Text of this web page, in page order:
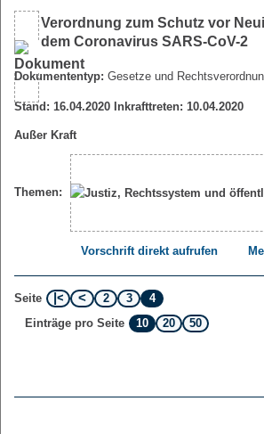
Verordnung zum Schutz vor
dem Coronavirus SARS-CoV-2
Dokumententyp: Gesetze und
Stand: 16.04.2020 Inkrafttreten: 10.04.2020
Außer Kraft
Themen:
Vorschrift direkt aufrufen
Seite 2 3
4
Einträge pro Seite
10 20 50